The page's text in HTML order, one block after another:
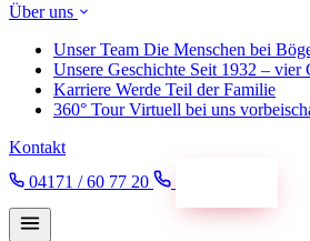
Über uns
Unser Team Die Menschen bei
Unsere Geschichte Seit 1932 – vier
Karriere Werde Teil der Familie
360° Tour Virtuell bei uns
Kontakt
04171 / 60 77 20